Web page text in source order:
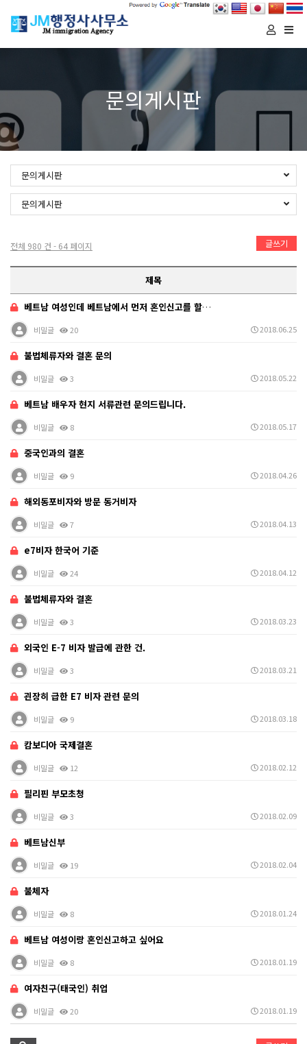
문의게시판
문의게시판
문의게시판
전체 980 건 - 64 페이지 글쓰기
제목
베트남 여성인데 베트남에서 먼저 혼인신고를 할려고 합니…
비밀글 20 2018.06.25
불법체류자와 결혼 문의
비밀글 3 2018.05.22
베트남 배우자 현지 서류관련 문의드립니다.
비밀글 8 2018.05.17
중국인과의 결혼
비밀글 9 2018.04.26
해외동포비자와 방문 동거비자
비밀글 7 2018.04.13
e7비자 한국어 기준
비밀글 24 2018.04.12
불법체류자와 결혼
비밀글 3 2018.03.23
외국인 E-7 비자 발급에 관한 건.
비밀글 3 2018.03.21
괸장히 급한 E7 비자 관련 문의
비밀글 9 2018.03.18
캄보디아 국제결혼
비밀글 12 2018.02.12
필리핀 부모초청
비밀글 3 2018.02.09
베트남신부
비밀글 19 2018.02.04
불체자
비밀글 8 2018.01.24
베트남 여성이랑 혼인신고하고 싶어요
비밀글 8 2018.01.19
여자친구(태국인) 취업
비밀글 20 2018.01.19